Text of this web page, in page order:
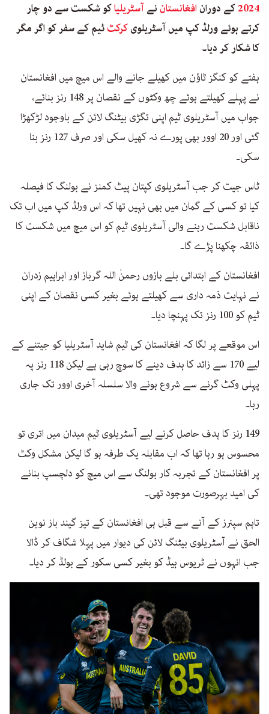
2024کے دوران افغانستان نےآسٹریلیاکو شکست سے دو چار
کرتے ہوئے ورلڈ کپ میں آسٹریلویکرکٹٹیم کے سفر کو اگر مگر
کا شکار کر دیا۔
ہفتے کو کنگز ٹاؤن میں کھیلے جانے والے اس میچ میں افغانستان
نے پہلے کھیلتے ہوئے چھ وکٹوں کے نقصان پر 148 رنز بنائے،
جواب میں آسٹریلوی ٹیم اپنی تگڑی بیٹنگ لائن کے باوجود لڑکھڑا
گئی اور 20 اوور بھی پورے نہ کھیل سکی اور صرف 127 رنز بنا
سکی۔
ٹاس جیت کر جب آسٹریلوی کپتان پیٹ کمنز نے بولنگ کا فیصلہ
کیا تو کسی کے گمان میں بھی نہیں تھا کہ اس ورلڈ کپ میں اب تک
ناقابل شکست رہنے والی آسٹریلوی ٹیم کو اس میچ میں شکست کا
ذائقہ چکھنا پڑے گا۔
افغانستان کے ابتدائی بلے بازوں رحمنٰ اللہ گرباز اور ابراہیم زدران
نے نہایت ذمہ داری سے کھیلتے ہوئے بغیر کسی نقصان کے اپنی
ٹیم کو 100 رنز تک پہنچا دیا۔
اس موقعے پر لگا کہ افغانستان کی ٹیم شاید آسٹریلیا کو جیتنے کے
لیے 170 سے زائد کا ہدف دینے کا سوچ رہی ہے لیکن 118 رنز پہ
پہلی وکٹ گرنے سے شروع ہونے والا سلسلہ آخری اوور تک جاری
رہا۔
149 رنز کا ہدف حاصل کرنے لیے آسٹریلوی ٹیم میدان میں اتری تو
محسوس ہو رہا تھا کہ اب مقابلہ یک طرفہ ہو گا لیکن مشکل وکٹ
پر افغانستان کے تجربہ کار بولنگ سے اس میچ کو دلچسپ بنانے
کی امید بہرصورت موجود تھی۔
تاہم سپنرز کے آنے سے قبل ہی افغانستان کے تیز گیند باز نوین
الحق نے آسٹریلوی بیٹنگ لائن کی دیوار میں پہلا شگاف کر ڈالا
جب انہوں نے ٹریوس ہیڈ کو بغیر کسی سکور کے بولڈ کر دیا۔